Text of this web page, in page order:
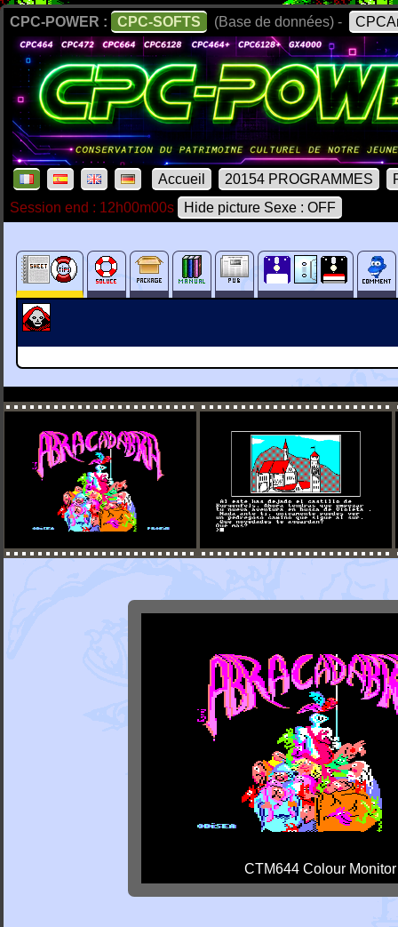
CPC-POWER : CPC-SOFTS (Base de données) -
Accueil 20154 PROGRAMMES
Session end : 12h00m00s
Hide picture Sexe : OFF
CTM644 Colour Monitor